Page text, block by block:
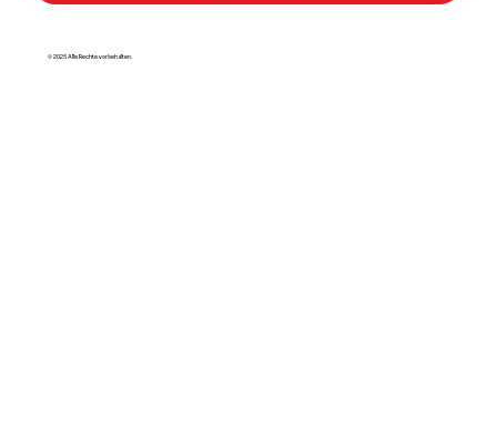
© 2025 Alle Rechte vorbehalten.